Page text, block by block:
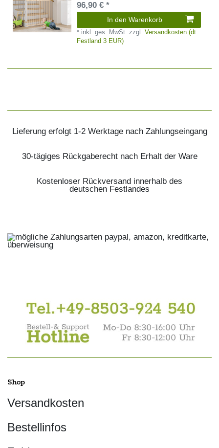
96,90 € *
In den Warenkorb
* inkl. ges. MwSt. zzgl.Versandkosten (dt.
Festland 3 EUR)
Lieferung erfolgt 1-2 Werktage nach Zahlungseingang
30-tägiges Rückgaberecht nach Erhalt der Ware
Kostenloser Rückversand innerhalb des
deutschen Festlandes
Shop
Versandkosten
Bestellinfos